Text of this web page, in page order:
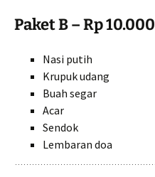
Paket B – Rp 10.000
Nasi putih
Krupuk udang
Buah segar
Acar
Sendok
Lembaran doa